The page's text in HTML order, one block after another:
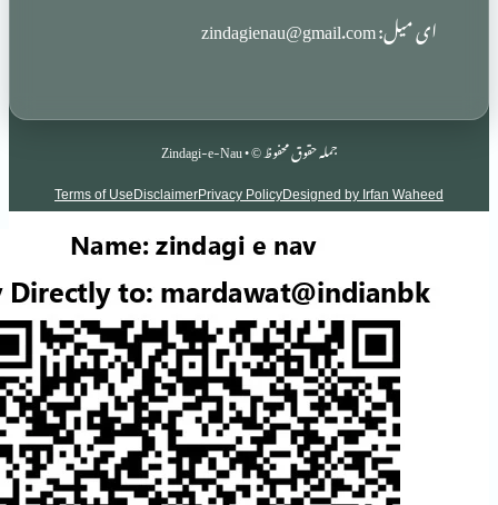
Designed by
Privacy Policy
Disclaimer
Terms of Use